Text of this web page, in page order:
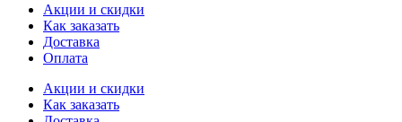
Акции и скидки
Как заказать
Доставка
Оплата
Акции и скидки
Как заказать